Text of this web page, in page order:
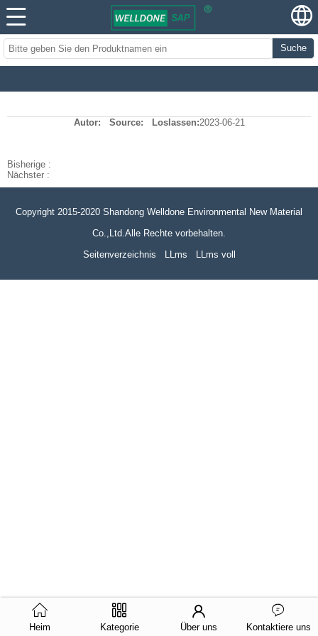
Suche
Autor: Source: Loslassen:2023-06-21
Bisherige :
Nächster :
Copyright 2015-2020 Shandong Welldone Environmental New Material
Co.,Ltd.Alle Rechte vorbehalten.
Seitenverzeichnis
LLms LLms voll
Heim Kategorie Über uns Kontaktiere uns